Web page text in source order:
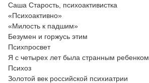
Саша Старость, психоактивистка
«Психоактивно»
«Милость к падшим»
Безумен и горжусь этим
Психпросвет
Я с четырех лет была странным ребенком
Психоз
Золотой век российской психиатрии